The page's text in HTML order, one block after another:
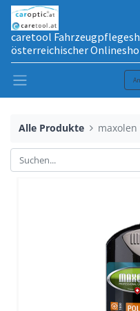
caretool
österreichischer
Alle Produkte